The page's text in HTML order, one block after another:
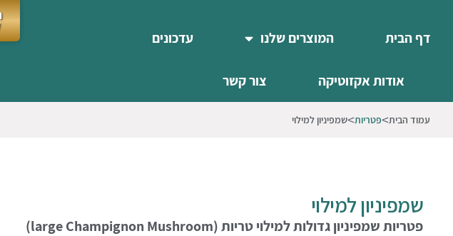
דף הבית המוצרים שלנו עדכונים
אודות אקזוטיקה צור קשר
עמוד הבית פטריות שמפיניון למילוי
שמפיניון למילוי
פטריות שמפיניון גדולות למילוי